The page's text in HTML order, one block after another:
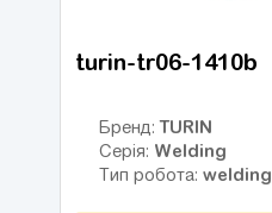
turin-tr06-1410b
Бренд:TURIN
Серія: Welding
Тип робота: welding